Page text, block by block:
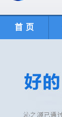
首 页